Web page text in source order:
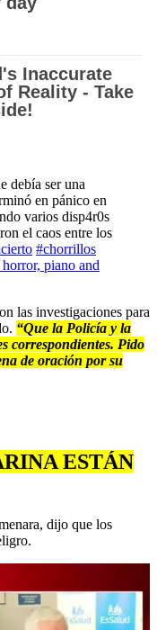
debía ser una
en pánico en
varios disp4r0s
el caos entre los
#chorrillos
piano and
las investigaciones para
“Que la Policía y la
correspondientes. Pido
de oración por su
ESTÁN
dijo que los